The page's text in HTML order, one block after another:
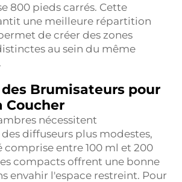
800 pieds carrés. Cette
une meilleure répartition
de créer des zones
au sein du même
Brumisateurs pour
Coucher
nécessitent
diffuseurs plus modestes,
comprise entre 100 ml et 200
compacts offrent une bonne
envahir l'espace restreint. Pour